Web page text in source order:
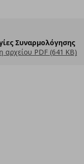
Συναρμολόγησης
αρχείου PDF (641 KB)